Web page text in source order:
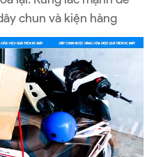
chun và kiện hàng